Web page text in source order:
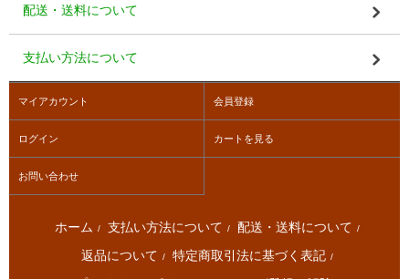
配送・送料について
支払い方法について
マイアカウント 会員登録
ログイン カートを見る
お問い合わせ
ホーム / 支払い方法について / 配送・送料について /
返品について / 特定商取引法に基づく表記 /